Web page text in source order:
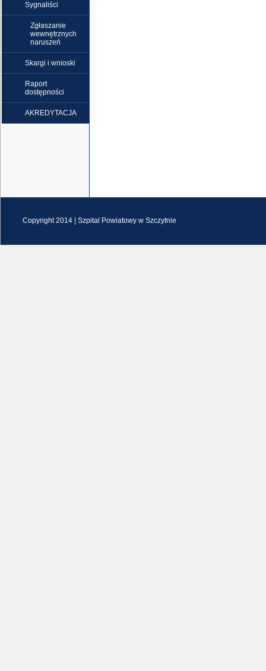
Sygnaliści
Zgłaszanie
wewnętrznych
naruszeń
Skargi i wnioski
Raport
dostępności
AKREDYTACJA
Copyright 2014 | Szpital Powiatowy w Szczytnie